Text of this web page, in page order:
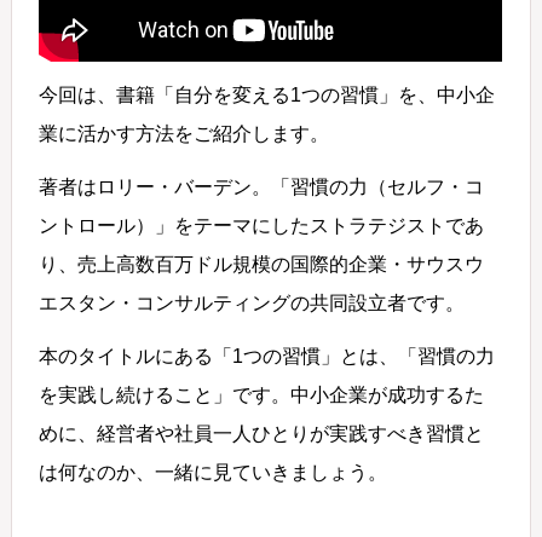
今回は、書籍「自分を変える1つの習慣」を、中小企
業に活かす方法をご紹介します。
著者はロリー・バーデン。「習慣の力（セルフ・コ
ントロール）」をテーマにしたストラテジストであ
り、売上高数百万ドル規模の国際的企業・サウスウ
エスタン・コンサルティングの共同設立者です。
本のタイトルにある「1つの習慣」とは、「習慣の力
を実践し続けること」です。中小企業が成功するた
めに、経営者や社員一人ひとりが実践すべき習慣と
は何なのか、一緒に見ていきましょう。